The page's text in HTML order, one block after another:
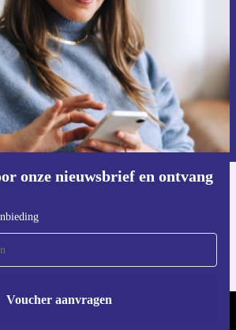
onze nieuwsbrief en ontvang
Voucher aanvragen
nooit meer een aanbieding.
Voucher aanvragen
van persoonsgegevens vind je in ons
Voor iOS en Android